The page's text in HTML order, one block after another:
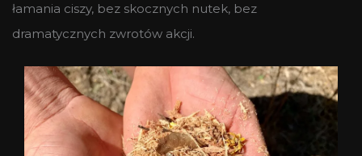
łamania ciszy, bez skocznych nutek, bez
dramatycznych zwrotów akcji.